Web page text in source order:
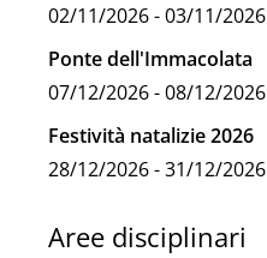
02/11/2026 - 03/11/2026
Ponte dell'Immacolata
07/12/2026 - 08/12/2026
Festività natalizie 2026
28/12/2026 - 31/12/2026
Aree disciplinari